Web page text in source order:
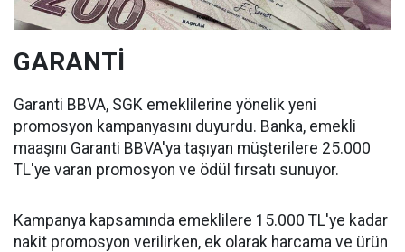
GARANTİ
Garanti BBVA, SGK emeklilerine yönelik yeni
promosyon kampanyasını duyurdu. Banka, emekli
maaşını Garanti BBVA'ya taşıyan müşterilere 25.000
TL'ye varan promosyon ve ödül fırsatı sunuyor.
Kampanya kapsamında emeklilere 15.000 TL'ye kadar
nakit promosyon verilirken, ek olarak harcama ve ürün